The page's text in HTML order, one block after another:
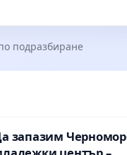
2023 г.: само 76
яйцеклетки и 246
продължава да
подразбиране
запазим